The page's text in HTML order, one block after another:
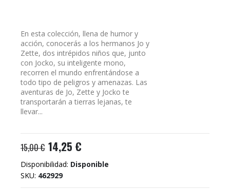
En esta colección, llena de humor y
acción, conocerás a los hermanos Jo y
Zette, dos intrépidos niños que, junto
con Jocko, su inteligente mono,
recorren el mundo enfrentándose a
todo tipo de peligros y amenazas. Las
aventuras de Jo, Zette y Jocko te
transportarán a tierras lejanas, te
llevar...
15,00 € 14,25 €
Disponibilidad: Disponible
SKU 462929